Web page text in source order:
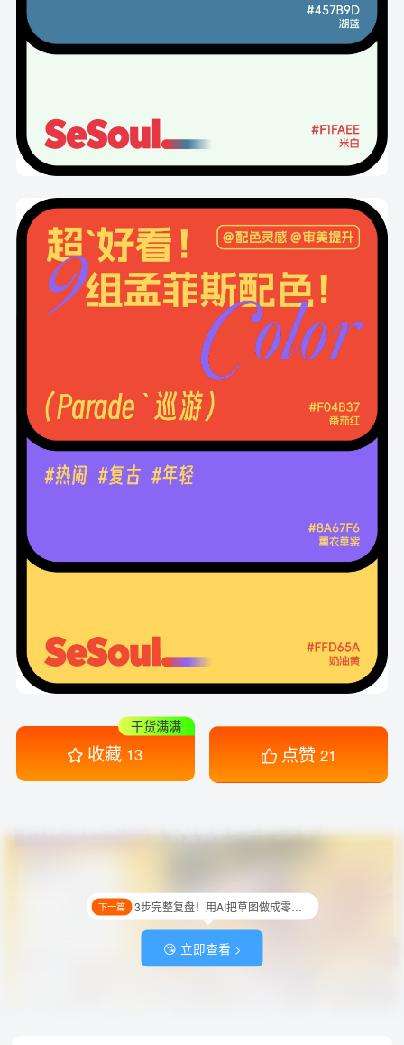
收藏 13
干货满满
点赞 21
😘 立即查看 >
下一篇 3步完整复盘！用AI把草图做成零食大促海报